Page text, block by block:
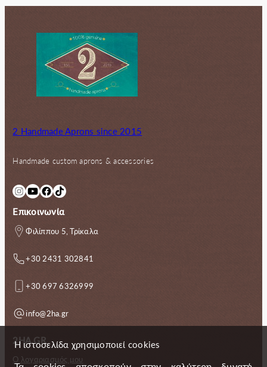
2 Handmade Aprons since 2015
Handmade custom aprons & accessories
InstagramYouTube Facebook TikTok
Επικοινωνία
Φιλίππου 5, Τρίκαλα
+30 2431 302841
+30 697 6326999
info@2ha.gr
2HA.GR
Ο λογαριασμός μου
Η ιστοσελίδα χρησιμοποιεί cookies